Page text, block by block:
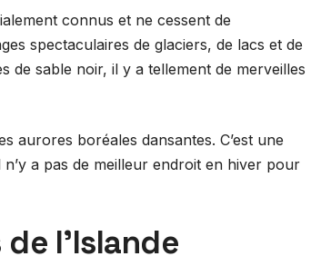
connus et ne cessent de
spectaculaires de glaciers, de lacs et de
de sable noir, il y a tellement de merveilles
aurores boréales dansantes. C’est une
a pas de meilleur endroit en hiver pour
l’Islande